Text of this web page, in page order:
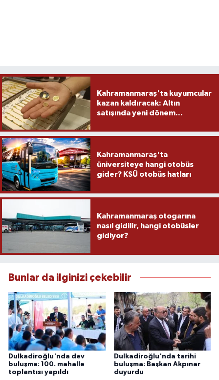
Kahramanmaraş'ta kuyumcular
kazan kaldıracak: Altın
satışında yeni dönem...
Kahramanmaraş'ta
üniversiteye hangi otobüs
gider? KSÜ otobüs hatları
Kahramanmaraş otogarına
nasıl gidilir, hangi otobüsler
gidiyor?
Bunlar da ilginizi çekebilir
Dulkadiroğlu'nda dev
buluşma: 100. mahalle
toplantısı yapıldı
Dulkadiroğlu'nda tarihi
buluşma: Başkan Akpınar
duyurdu